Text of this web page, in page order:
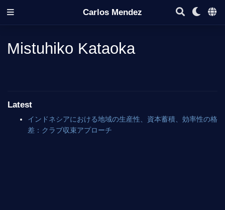
Carlos Mendez
Mistuhiko Kataoka
Latest
インドネシアにおける地域の生産性、資本蓄積、効率性の格
差：クラブ収束アプローチ